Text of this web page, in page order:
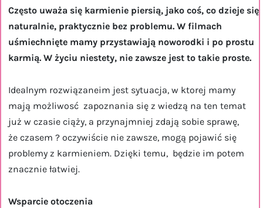
Często uważa się karmienie piersią, jako coś, co dzieje się
naturalnie, praktycznie bez problemu. W filmach
uśmiechnięte mamy przystawiają noworodki i po prostu
karmią. W życiu niestety, nie zawsze jest to takie proste.
Idealnym rozwiązaneim jest sytuacja, w ktorej mamy
mają możliwosć zapoznania się z wiedzą na ten temat
już w czasie ciąży, a przynajmniej zdają sobie sprawę,
że czasem ? oczywiście nie zawsze, mogą pojawić się
problemy z karmieniem. Dzięki temu, będzie im potem
znacznie łatwiej.
Wsparcie otoczenia